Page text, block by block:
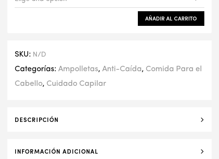
AÑADIR AL CARRITO
SKU: N/D
Categorías: Ampolletas, Anti-Caída, Comida Para el
Cabello, Cuidado Capilar
DESCRIPCIÓN
INFORMACIÓN ADICIONAL